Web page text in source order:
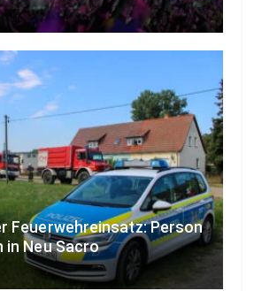
Feuerwehreinsatz: Person
in Neu Sacro